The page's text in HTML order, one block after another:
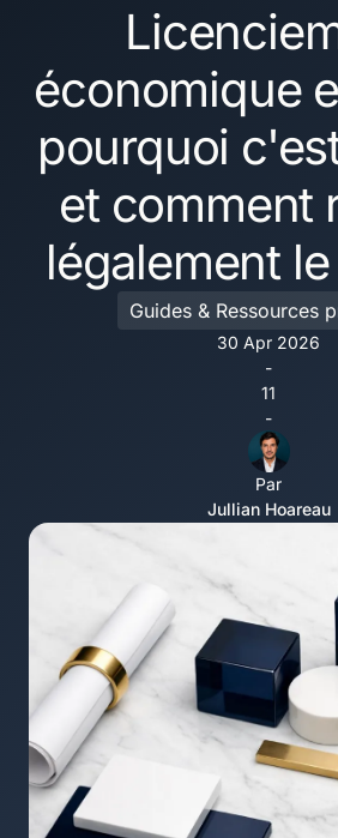
économique
pourquoi
et comment
légalement
Guides & Ressources
30 Apr 2026
-
11
-
Par
Jullian Hoareau